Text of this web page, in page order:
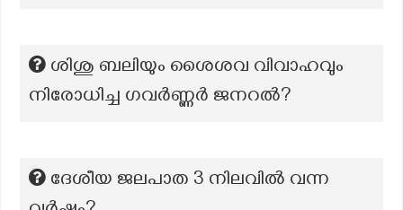
ശിശു ബലിയും ശൈശവ വിവാഹവും
നിരോധിച്ച ഗവർണ്ണർ ജനറൽ?
ദേശീയ ജലപാത 3 നിലവിൽ വന്ന